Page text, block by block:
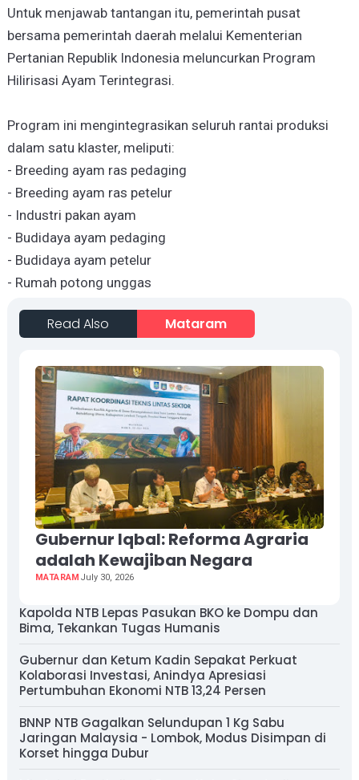
Untuk menjawab tantangan itu, pemerintah pusat
bersama pemerintah daerah melalui Kementerian
Pertanian Republik Indonesia meluncurkan Program
Hilirisasi Ayam Terintegrasi.
Program ini mengintegrasikan seluruh rantai produksi
dalam satu klaster, meliputi:
- Breeding ayam ras pedaging
- Breeding ayam ras petelur
- Industri pakan ayam
- Budidaya ayam pedaging
- Budidaya ayam petelur
- Rumah potong unggas
Read Also Mataram
Gubernur Iqbal: Reforma Agraria
adalah Kewajiban Negara
MATARAM July 30, 2026
Kapolda NTB Lepas Pasukan BKO ke Dompu dan
Bima, Tekankan Tugas Humanis
Gubernur dan Ketum Kadin Sepakat Perkuat
Kolaborasi Investasi, Anindya Apresiasi
Pertumbuhan Ekonomi NTB 13,24 Persen
BNNP NTB Gagalkan Selundupan 1 Kg Sabu
Jaringan Malaysia - Lombok, Modus Disimpan di
Korset hingga Dubur